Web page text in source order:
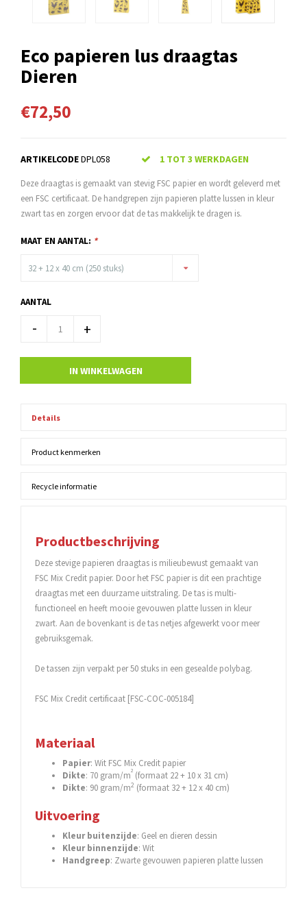
Eco papieren lus draagtas
Dieren
€72,50
ARTIKELCODEDPL058 1 TOT 3 WERKDAGEN
Deze draagtas is gemaakt van stevig FSC papier en wordt geleverd met
een FSC certificaat. De handgrepen zijn papieren platte lussen in kleur
zwart tas en zorgen ervoor dat de tas makkelijk te dragen is.
MAAT EN AANTAL: *
32 + 12 x 40 cm (250 stuks)
AANTAL
- +
IN WINKELWAGEN
Details
Product kenmerken
Recycle informatie
Productbeschrijving
Deze stevige papieren draagtas is milieubewust gemaakt van
FSC Mix Credit papier. Door het FSC papier is dit een prachtige
draagtas met een duurzame uitstraling. De tas is multi-
functioneel en heeft mooie gevouwen platte lussen in kleur
zwart. Aan de bovenkant is de tas netjes afgewerkt voor meer
gebruiksgemak.
De tassen zijn verpakt per 50 stuks in een gesealde polybag.
FSC Mix Credit certificaat [FSC-COC-005184]
Materiaal
Papier: Wit FSC Mix Credit papier
Dikte: 70 gram/m2 (formaat 22 + 10 x 31 cm)
Dikte: 90 gram/m2 (formaat 32 + 12 x 40 cm)
Uitvoering
Kleur buitenzijde: Geel en dieren dessin
Kleur binnenzijde: Wit
Handgreep: Zwarte gevouwen papieren platte lussen